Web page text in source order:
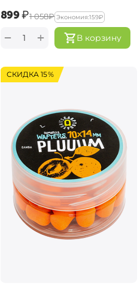
‍899‍₽‍1 058‍₽ Экономия:‍159‍₽
В корзину
+
−
СКИДКА 15%